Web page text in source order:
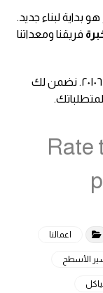
لبناء جديد.
فريقنا ومعداتنا
Rate
اعمالنا
الأسطح